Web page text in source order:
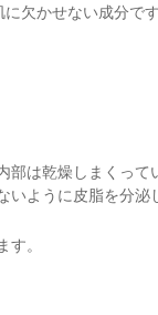
欠かせない成分です
は乾燥しまくって
いように皮脂を分泌
。